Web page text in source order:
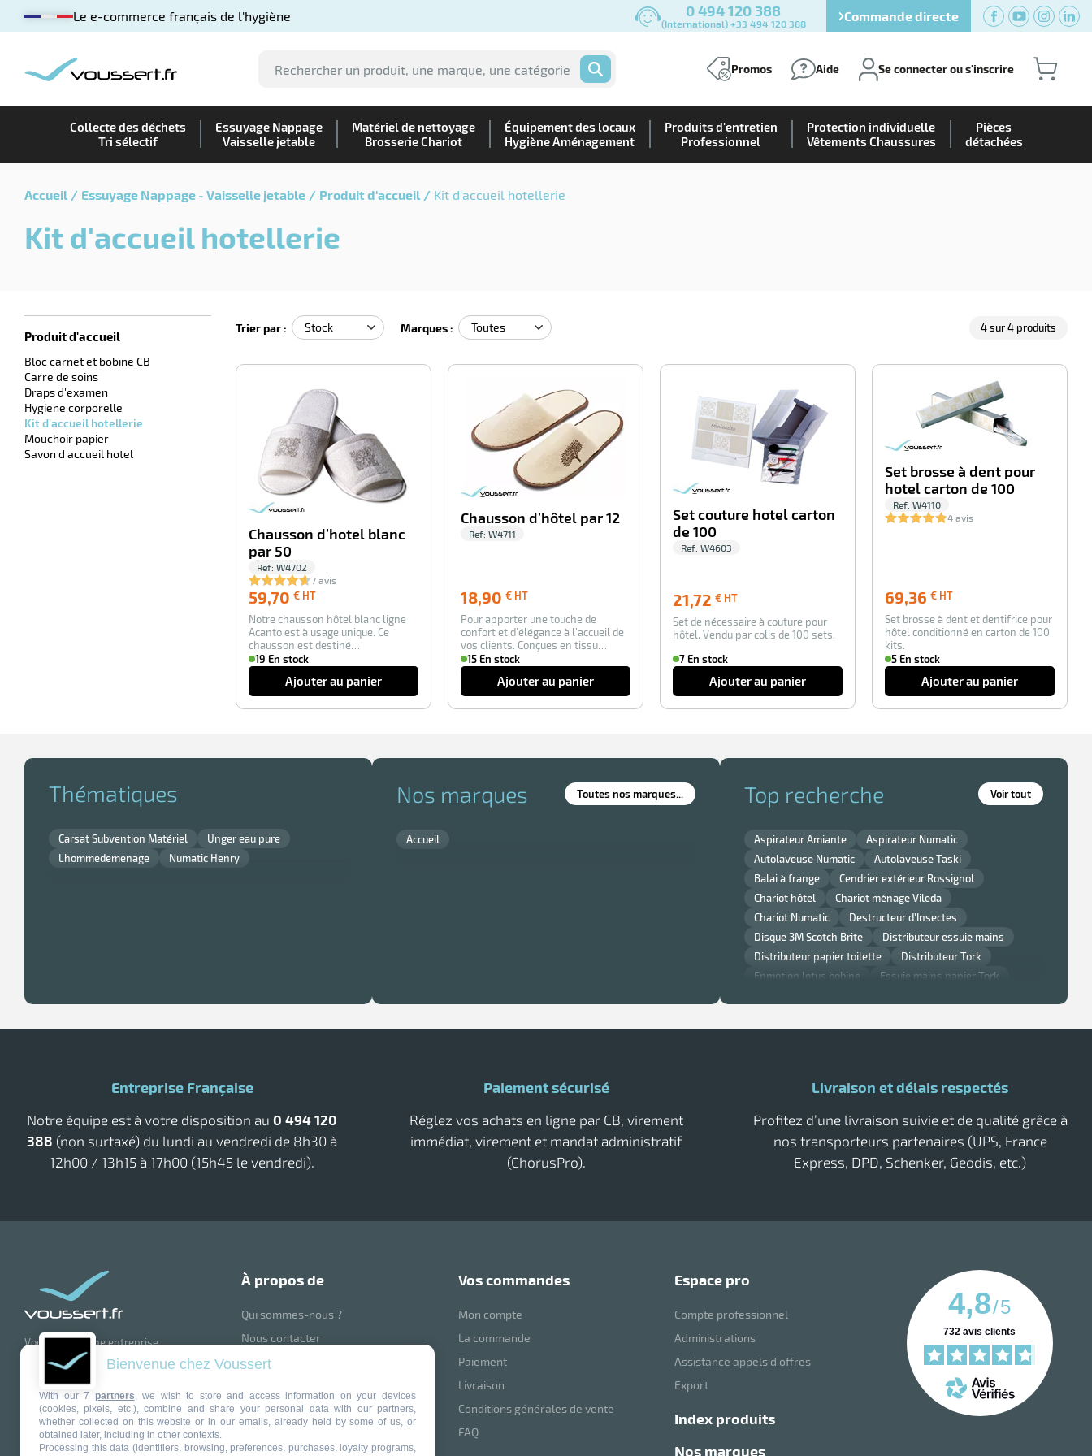
Le e-commerce français de l'hygiène 0 494 120 388
(International) +33 494 120 388 Commande directe
OK Promos Aide Se connecter ou s'inscrire
Collecte des déchets
Tri sélectif
Essuyage Nappage
Vaisselle jetable
Matériel de nettoyage
Brosserie Chariot
Équipement des locaux
Hygiène Aménagement
Produits d'entretien
Professionnel
Protection individuelle
Vêtements Chaussures
Pièces
détachées
Accueil Essuyage Nappage - Vaisselle jetable Produit d'accueil Kit d'accueil hotellerie
Kit d'accueil hotellerie
Trier par : Marques : 4sur4 produits
Produit d'accueil
Bloc carnet et bobine CB
Carre de soins
Draps d'examen
Hygiene corporelle
Kit d'accueil hotellerie
Mouchoir papier
Savon d accueil hotel
Chausson d’hotel blanc
par 50
Ref: W4702
7 avis
59,70 € HT
HT
Notre chausson hôtel blanc ligne
Acanto est à usage unique. Ce
chausson est destiné
principalement à l’hô…
19 En stock
Ajouter au panier
Chausson d’hôtel par 12
Ref: W4711
18,90 € HT
HT
Pour apporter une touche de
confort et d’élégance à l’accueil de
vos clients. Conçues en tissu
éponge, le…
15 En stock
Ajouter au panier
Set couture hotel carton
de 100
Ref: W4603
21,72 € HT
HT
Set de nécessaire à couture pour
hôtel. Vendu par colis de 100 sets.
7 En stock
Ajouter au panier
Set brosse à dent pour
hotel carton de 100
Ref: W4110
4 avis
69,36 € HT
HT
Set brosse à dent et dentifrice pour
hôtel conditionné en carton de 100
kits.
5 En stock
Ajouter au panier
Thématiques
Carsat Subvention Matériel
Unger eau pure
Lhommedemenage
Numatic Henry
Nos marques Toutes nos marques...
Accueil
Top recherche Voir tout
Aspirateur Amiante
Aspirateur Numatic
Autolaveuse Numatic
Autolaveuse Taski
Balai à frange
Cendrier extérieur Rossignol
Chariot hôtel
Chariot ménage Vileda
Chariot Numatic
Destructeur d'Insectes
Disque 3M Scotch Brite
Distributeur essuie mains
Distributeur papier toilette
Distributeur Tork
Enmotion lotus bobine
Essuie mains papier Tork
Raclette vitre professionnelle
Sèche main air pulsé
Tork savon
Entreprise Française
Notre équipe est à votre disposition au 0 494 120
388 (non surtaxé) du lundi au vendredi de 8h30 à
12h00 / 13h15 à 17h00 (15h45 le vendredi).
Paiement sécurisé
Réglez vos achats en ligne par CB, virement
immédiat, virement et mandat administratif
(ChorusPro).
Livraison et délais respectés
Profitez d’une livraison suivie et de qualité grâce à
nos transporteurs partenaires (UPS, France
Express, DPD, Schenker, Geodis, etc.)
Voussert est une entreprise
française renommée, spécialisée
dans la vente en ligne de produits et
matériel d'entretien pour les
professionnels et particuliers.
Avec plus de 30 ans d'expérience,
Voussert offre une large gamme de
produits allant des produits
à propos de
Qui sommes-nous ?
Nous contacter
Blog
Mentions légales
vos commandes
Mon compte
La commande
Paiement
Livraison
Conditions générales de vente
FAQ
espace pro
Compte professionnel
Administrations
Assistance appels d’offres
Export
index produits
nos marques
4,8/5
732 avis clients
Bienvenue chez Voussert
With our 7 partners, we wish to store and access information on your devices
(cookies, pixels, etc.), combine and share your personal data with our partners,
whether collected on this website or in our emails, already held by some of us, or
obtained later, including in other contexts.
Processing this data (identifiers, browsing, preferences, purchases, loyalty programs,